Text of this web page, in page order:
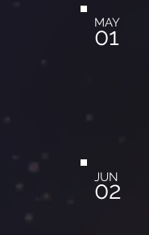
MAY
01
JUN
02